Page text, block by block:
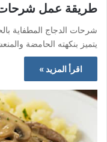
طريقة عمل شرحات
شرحات الدجاج المطفاية
يتميز بنكهته الحامضة
اقرأ المزيد »